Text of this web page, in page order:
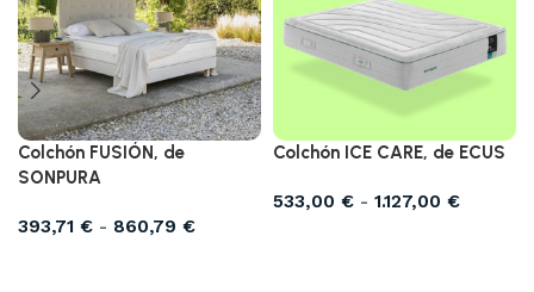
Colchón FUSIÓN, de
SONPURA
393,71 € - 860,79 €
Colchón ICE CARE, de ECUS
533,00 € - 1.127,00 €